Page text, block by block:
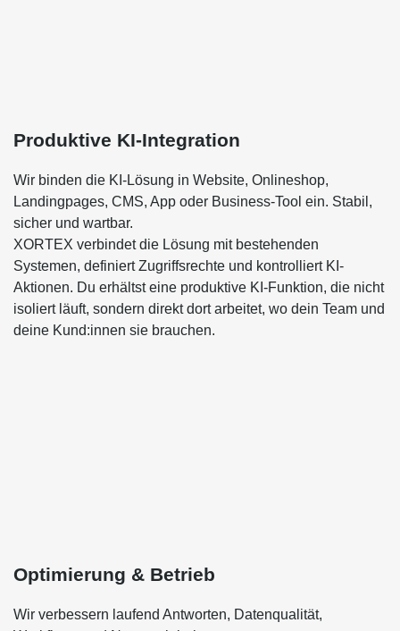
Produktive KI-Integration
Wir binden die KI-Lösung in Website, Onlineshop,
Landingpages, CMS, App oder Business-Tool ein. Stabil,
sicher und wartbar.
XORTEX verbindet die Lösung mit bestehenden
Systemen, definiert Zugriffsrechte und kontrolliert KI-
Aktionen. Du erhältst eine produktive KI-Funktion, die nicht
isoliert läuft, sondern direkt dort arbeitet, wo dein Team und
deine Kund:innen sie brauchen.
Optimierung & Betrieb
Wir verbessern laufend Antworten, Datenqualität,